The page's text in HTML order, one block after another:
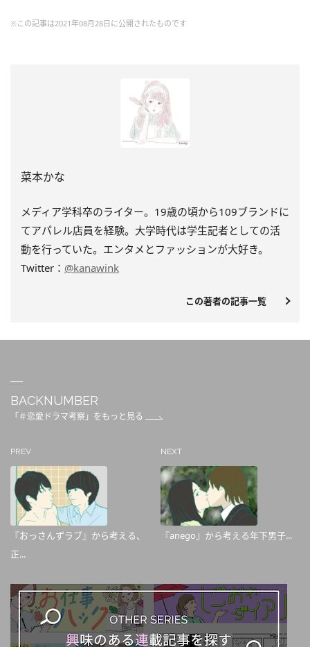
※この記事は2021年08月28日に公開されたものです
菜本かな
メディア学科卒のライター。19歳の頃から109ブランドに
てアパレル店員を経験。大学時代は学生記者としての活
動を行っていた。エンタメとファッションが大好き。
Twitter： @kanawink
この著者の記事一覧
BACKNUMBER
「＃恋愛ドラマ考察」をもっと見る
PREV
『おっさんずラブ』から考える、
正...
NEXT
『anego』から考える年下男子...